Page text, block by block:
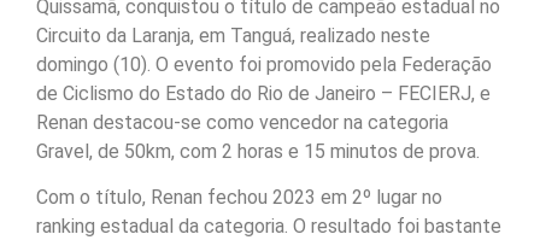
Quissamã, conquistou o título de campeão estadual no
Circuito da Laranja, em Tanguá, realizado neste
domingo (10). O evento foi promovido pela Federação
de Ciclismo do Estado do Rio de Janeiro – FECIERJ, e
Renan destacou-se como vencedor na categoria
Gravel, de 50km, com 2 horas e 15 minutos de prova.
Com o título, Renan fechou 2023 em 2º lugar no
ranking estadual da categoria. O resultado foi bastante